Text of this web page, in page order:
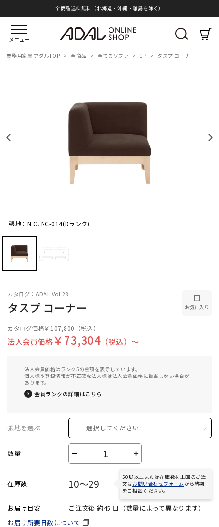
全商品送料無料（北海道・沖縄・離島を除く）
メニュー
業務用家具 アダルTOP > 全商品 > 全てのソファ > 1P > タスプ コーナー
張地：N.C. NC-014(Dランク)
張地：N.C. NC-014(Dランク)
カタログ：ADAL Vol.28
タスプ コーナー お気に入り
カタログ価格￥107,800 （税込）
法人会員価格￥73,304 （税込）〜
法人会員価格はランク5の金額を表示しています。
個人様や登録情報が不正確な法人様は法人会員価格に該当しない場合が
あります。
会員ランクの詳細はこちら
張地を選ぶ 選択してください
数量 － ＋
在庫数 10～29
50脚以上または在庫数を上回るご注
文はお問い合わせフォームから納期
をご相談ください。
お届け目安 ご注文後 約45 日（数量によって異なります）
お届け所要日数について